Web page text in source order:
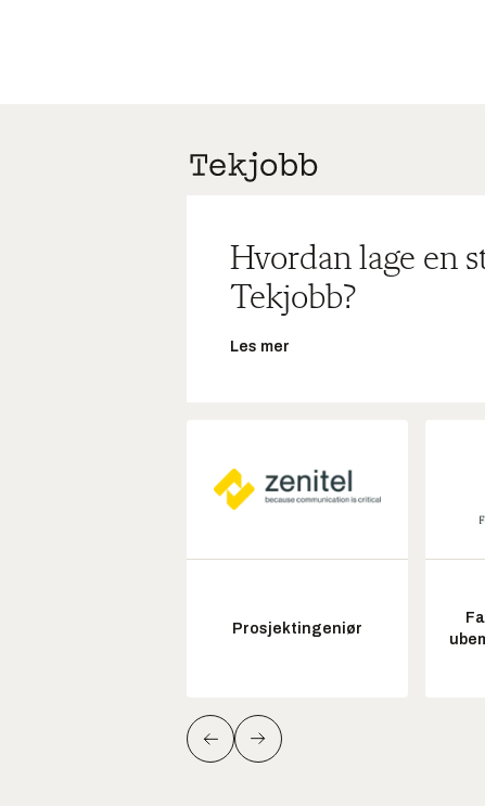
Hvordan lage en
Tekjobb?
Les mer
Prosjektingeniør